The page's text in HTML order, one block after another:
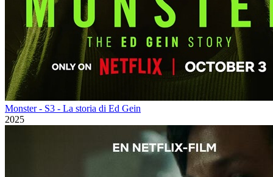
Monster - S3 - La storia di Ed Gein
2025